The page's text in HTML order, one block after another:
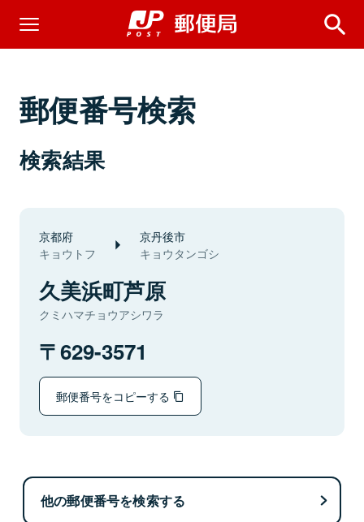
郵便番号検索
検索結果
京都府
キョウトフ
京丹後市
キョウタンゴシ
久美浜町芦原
クミハマチョウアシワラ
629-3571
郵便番号をコピーする
他の郵便番号を検索する